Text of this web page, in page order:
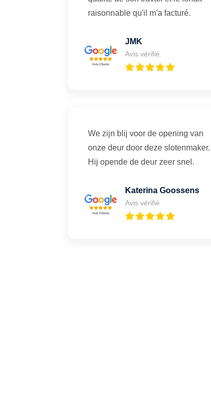
raisonnable qu'il m'a facturé.
JMK
Avis vérifié
We zijn blij voor de opening van
onze deur door deze slotenmaker.
Hij opende de deur zeer snel.
Katerina Goossens
Avis vérifié